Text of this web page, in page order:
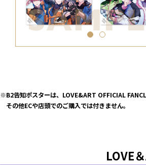
※B2告知ポスターは、LOVE&ART OFFICIAL
その他ECや店頭でのご購入では付きません。
LOVE